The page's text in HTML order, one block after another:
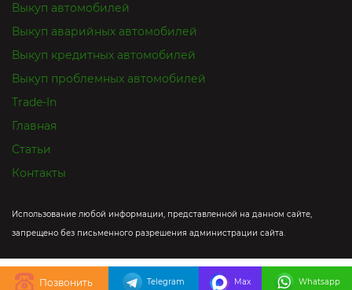
Выкуп автомобилей
Выкуп аварийных автомобилей
Выкуп кредитных автомобилей
Выкуп проблемных автомобилей
Trade-In
Главная
Статьи
Контакты
Использование любой информации, представленной на данном сайте,
запрещено без письменного разрешения администрации сайта.
Telegram Max Whatsapp